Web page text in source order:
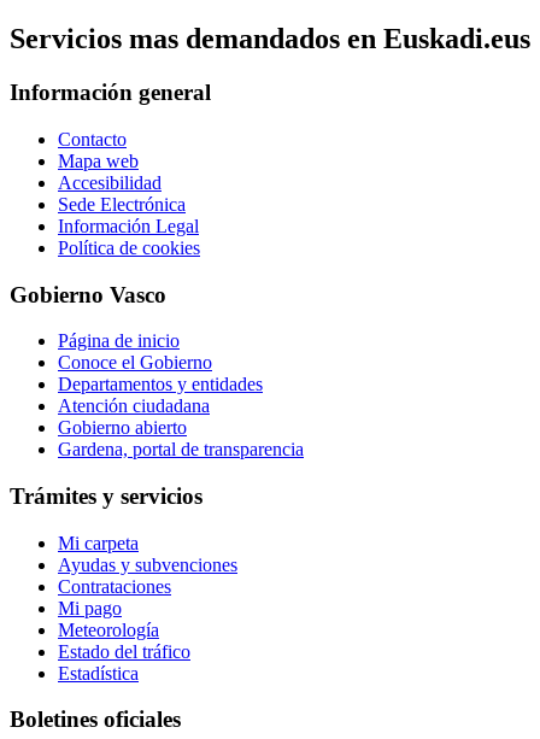
Servicios mas demandados en Euskadi.eus
Información general
Contacto
Mapa web
Accesibilidad
Sede Electrónica
Información Legal
Política de cookies
Gobierno Vasco
Página de inicio
Conoce el Gobierno
Departamentos y entidades
Atención ciudadana
Gobierno abierto
Gardena, portal de transparencia
Trámites y servicios
Mi carpeta
Ayudas y subvenciones
Contrataciones
Mi pago
Meteorología
Estado del tráfico
Estadística
Boletines oficiales